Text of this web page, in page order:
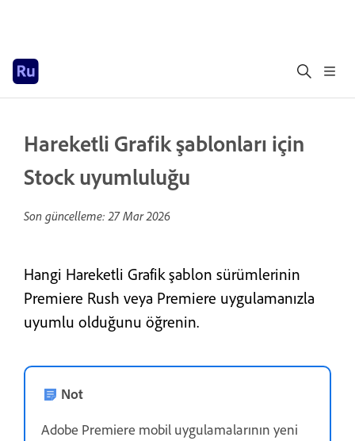
Hareketli Grafik şablonları için
Stock uyumluluğu
Son güncelleme:27 Mar 2026
Hangi Hareketli Grafik şablon sürümlerinin
Premiere Rush veya Premiere uygulamanızla
uyumlu olduğunu öğrenin.
Not
Adobe Premiere mobil uygulamalarının yeni